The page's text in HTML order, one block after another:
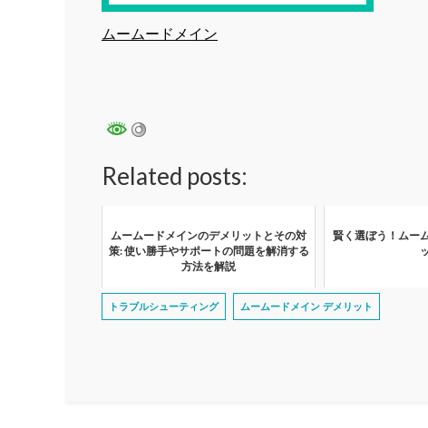
ムームードメイン
Related posts:
ムームードメインのデメリットとその対
策: 使い勝手やサポートの問題を解消する
方法を解説
賢く選ぼう！ムー
トラブルシューティング ムームードメイン デメリット